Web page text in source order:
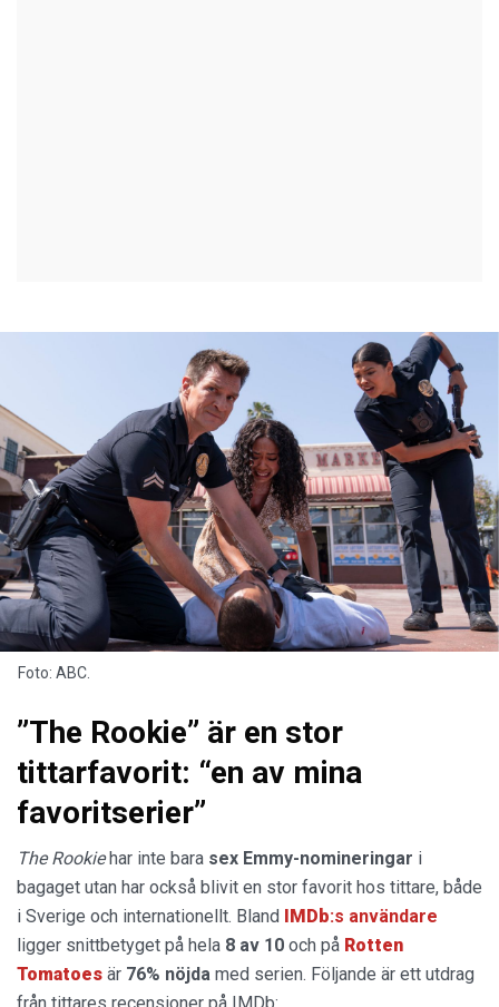
Foto: ABC.
”The Rookie” är en stor
tittarfavorit: “en av mina
favoritserier”
The Rookiehar inte bara sex Emmy-nomineringar i
bagaget utan har också blivit en stor favorit hos tittare, både
i Sverige och internationellt. Bland IMDb:s användare
ligger snittbetyget på hela 8 av 10 och på Rotten
Tomatoes är 76% nöjda med serien. Följande är ett utdrag